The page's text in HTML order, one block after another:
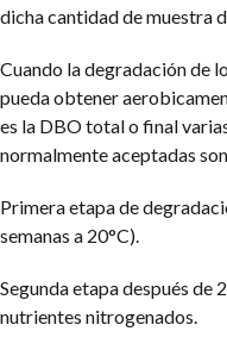
dicha cantidad de muestra
Cuando la degradación de
pueda obtener
es la DBO total o final
normalmente aceptadas
Primera etapa de
semanas a 20°C).
Segunda etapa después de
nutrientes nitrogenados.